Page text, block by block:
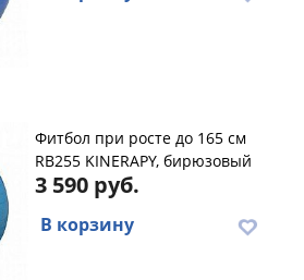
Фитбол при росте до 165 см
RB255 KINERAPY, бирюзовый
3 590 руб.
В корзину